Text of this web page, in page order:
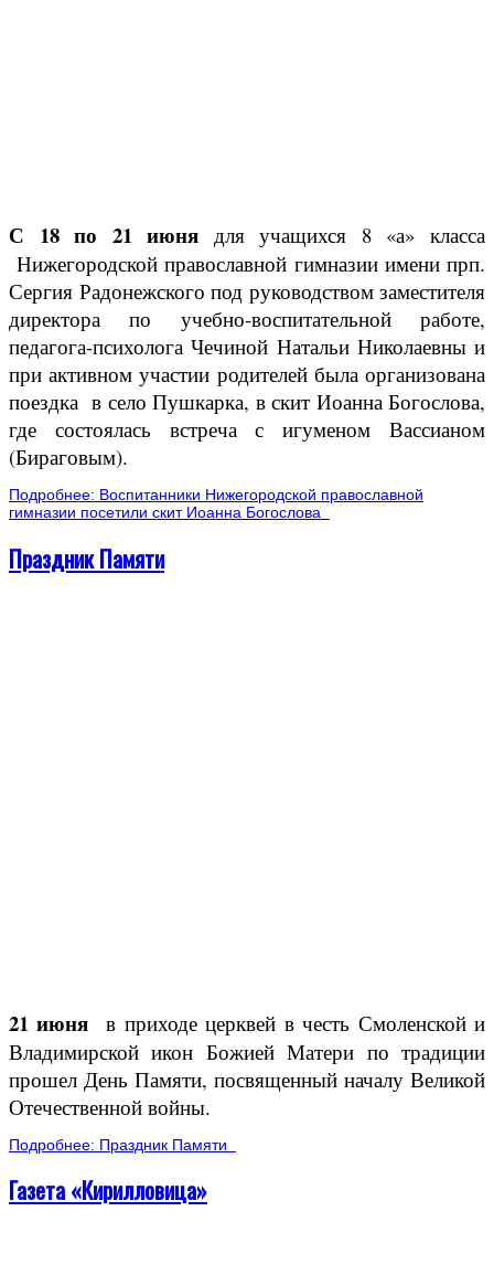
С 18 по 21 июня для учащихся 8 «а» класса
Нижегородской православной гимназии имени прп.
Сергия Радонежского под руководством заместителя
директора по учебно-воспитательной работе,
педагога-психолога Чечиной Натальи Николаевны и
при активном участии родителей была организована
поездка в село Пушкарка, в скит Иоанна Богослова,
где состоялась встреча с игуменом Вассианом
(Бираговым).
Подробнее: Воспитанники Нижегородской православной
гимназии посетили скит Иоанна Богослова
Праздник Памяти
21 июня в приходе церквей в честь Смоленской и
Владимирской икон Божией Матери по традиции
прошел День Памяти, посвященный началу Великой
Отечественной войны.
Подробнее: Праздник Памяти
Газета «Кирилловица»